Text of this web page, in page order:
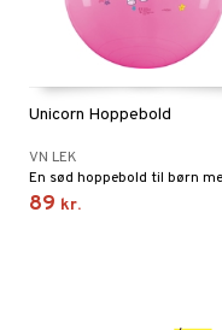
Unicorn Hoppebold
VN LEK
89 kr.